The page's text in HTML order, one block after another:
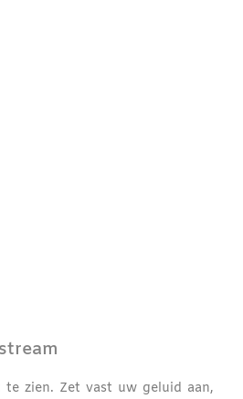
te zien. Zet vast uw geluid aan,